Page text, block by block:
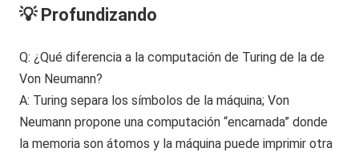
💡 Profundizando
Q: ¿Qué diferencia a la computación de Turing de la de
Von Neumann?
A: Turing separa los símbolos de la máquina; Von
Neumann propone una computación “encarnada” donde
la memoria son átomos y la máquina puede imprimir otra